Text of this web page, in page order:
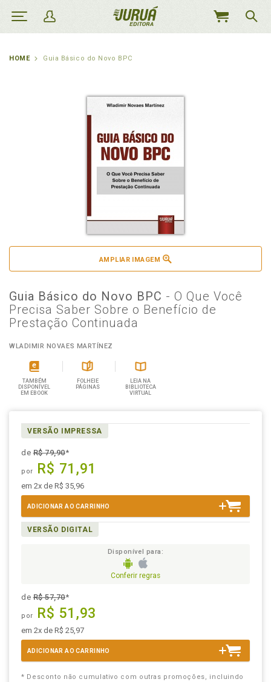
MEU
HOME Guia Básico do Novo BPC
AMPLIAR IMAGEM
Guia Básico do Novo BPC - O Que Você
Precisa Saber Sobre o Benefício de
Prestação Continuada
WLADIMIR NOVAES MARTÍNEZ
TAMBÉM
DISPONÍVEL
EM EBOOK
FOLHEIE
PÁGINAS
LEIA NA
BIBLIOTECA
VIRTUAL
VERSÃO IMPRESSA
deR$ 79,90*
por R$ 71,91
em 2x de R$ 35,96
ADICIONAR AO CARRINHO
VERSÃO DIGITAL
Disponível para:
Conferir regras
deR$ 57,70*
por R$ 51,93
em 2x de R$ 25,97
ADICIONAR AO CARRINHO
* Desconto não cumulativo com outras promoções, incluindo